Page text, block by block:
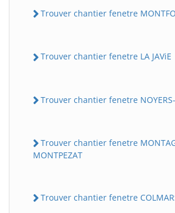
Trouver chantier fenetre
Trouver chantier fenetre LA JAViE
Trouver chantier fenetre NOYERS-
Trouver chantier fenetre
MONTPEZAT
Trouver chantier fenetre